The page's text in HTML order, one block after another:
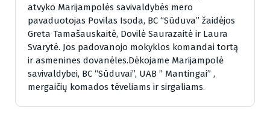
atvyko Marijampolės savivaldybės mero
pavaduotojas Povilas Isoda, BC “Sūduva” žaidėjos
Greta Tamašauskaitė, Dovilė Saurazaitė ir Laura
Svarytė. Jos padovanojo mokyklos komandai tortą
ir asmenines dovanėles.Dėkojame Marijampolė
savivaldybei, BC “Sūduvai”, UAB ” Mantingai” ,
mergaičių komados tėveliams ir sirgaliams.